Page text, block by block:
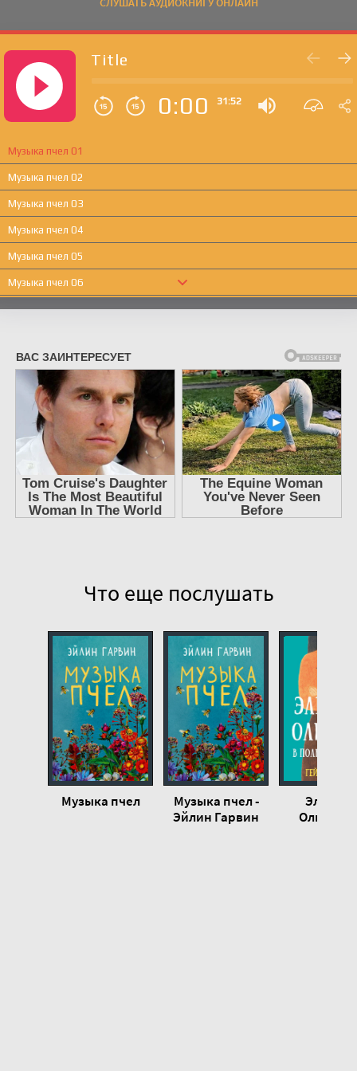
Title
0:00 31:52
Музыка пчел 01
Музыка пчел 02
Музыка пчел 03
Музыка пчел 04
Музыка пчел 05
Музыка пчел 06
Музыка пчел 07
Музыка пчел 09
Музыка пчел 10
Музыка пчел 11
Музыка пчел 12
Музыка пчел 13
Музыка пчел 14
Музыка пчел 15
Музыка пчел 20
Музыка пчел 21
Музыка пчел 22
Музыка пчел 23
Музыка пчел 24
Музыка пчел 25
Музыка пчел 26
Что еще послушать
Музыка пчел
Музыка пчел -
Эйлин Гарвин
Элеанор
Олифант